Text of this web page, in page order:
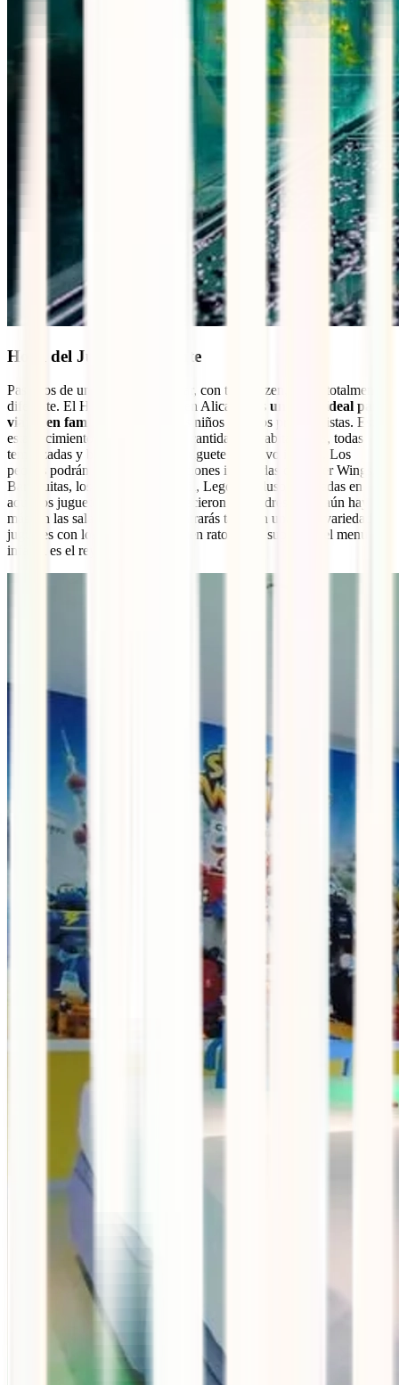
Hotel del Juguete, Alicante
Pasamos de un hotel espectacular, con toques zen, a uno totalmente
diferente. El Hotel del Juguete, en Alicante, es un lugar ideal para
viajar en familia
y dejar que los niños sean los protagonistas. Este
establecimiento cuenta con gran cantidad de habitaciones, todas
tematizadas y basadas en algún juguete o motivo infantil. Los
peques podrán dormir en habitaciones inspiradas en Super Wings,
Barriguitas, los cásicos Playmobil, Lego e incluso inspiradas en
aquellos juguetes con los que crecieron sus padres. Pero aún hay
más, en las salas comunes encontrarás también una gran variedad de
juguetes con los que pasar un buen rato y, por supuesto, el menú
infantil es el rey del restaurante.